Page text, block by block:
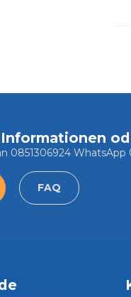
0851306924 WhatsApp
FAQ